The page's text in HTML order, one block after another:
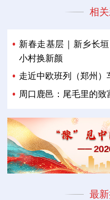
相
新春走基层｜新乡长
小村换新颜
走近中欧班列（郑州）
周口鹿邑：尾毛里的致
最